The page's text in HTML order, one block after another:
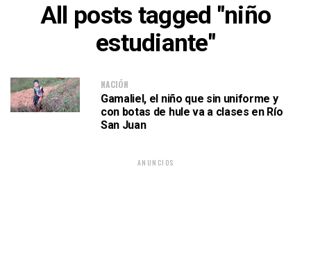
All posts tagged "niño
estudiante"
NACIÓN
Gamaliel, el niño que sin uniforme y
con botas de hule va a clases en Río
San Juan
ANUNCIOS